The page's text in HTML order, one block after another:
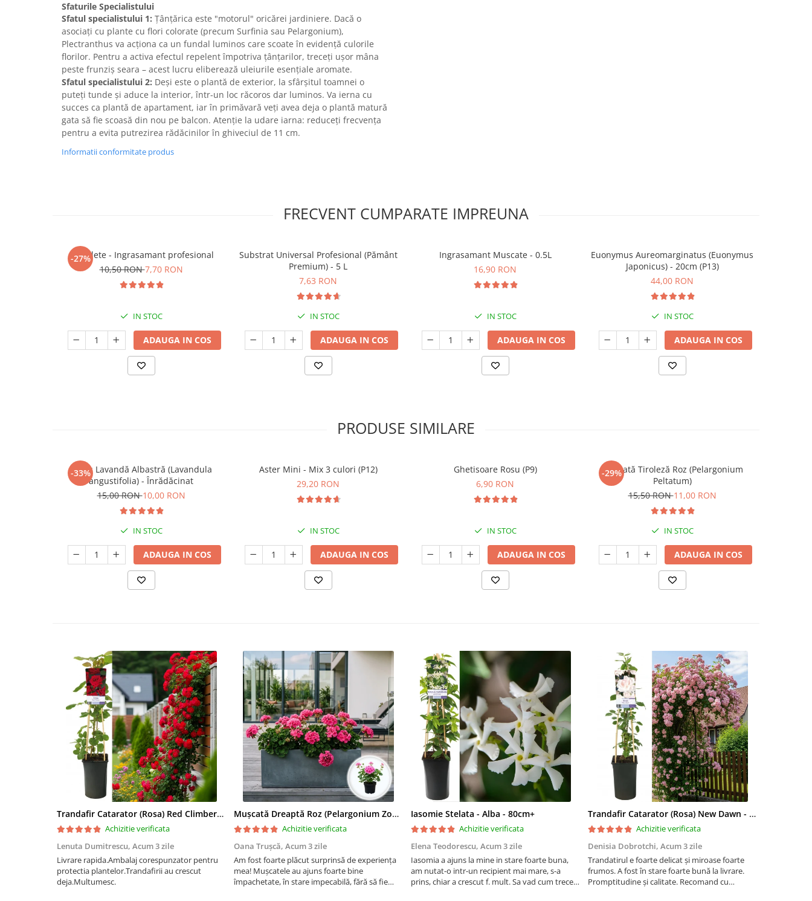
Sfaturile Specialistului
Sfatul specialistului 1: Țânțărica este "motorul" oricărei jardiniere. Dacă o
asociați cu plante cu flori colorate (precum Surfinia sau Pelargonium),
Plectranthus va acționa ca un fundal luminos care scoate în evidență culorile
florilor. Pentru a activa efectul repelent împotriva țânțarilor, treceți ușor mâna
peste frunziș seara – acest lucru eliberează uleiurile esențiale aromate.
Sfatul specialistului 2: Deși este o plantă de exterior, la sfârșitul toamnei o
puteți tunde și aduce la interior, într-un loc răcoros dar luminos. Va ierna cu
succes ca plantă de apartament, iar în primăvară veți avea deja o plantă matură
gata să fie scoasă din nou pe balcon. Atenție la udare iarna: reduceți frecvența
pentru a evita putrezirea rădăcinilor în ghiveciul de 11 cm.
Informatii conformitate produs
FRECVENT CUMPARATE IMPREUNA
-27%
5 Tablete - Ingrasamant profesional
10,50 RON7,70 RON
IN STOC
ADAUGA IN COS
Substrat Universal Profesional (Pământ
Premium) - 5 L
7,63 RON
IN STOC
ADAUGA IN COS
Ingrasamant Muscate - 0.5L
16,90 RON
IN STOC
ADAUGA IN COS
Euonymus Aureomarginatus (Euonymus
Japonicus) - 20cm (P13)
44,00 RON
IN STOC
ADAUGA IN COS
PRODUSE SIMILARE
-33%
Butaș Lavandă Albastră (Lavandula
angustifolia) - Înrădăcinat
15,00 RON10,00 RON
IN STOC
ADAUGA IN COS
Aster Mini - Mix 3 culori (P12)
29,20 RON
IN STOC
ADAUGA IN COS
Ghetisoare Rosu (P9)
6,90 RON
IN STOC
ADAUGA IN COS
-29%
Mușcată Tiroleză Roz (Pelargonium
Peltatum)
15,50 RON11,00 RON
IN STOC
ADAUGA IN COS
Trandafir Catarator (Rosa) Red Climber - 75cm
Achizitie verificata
Lenuta Dumitrescu, Acum 3 zile
Livrare rapida.Ambalaj corespunzator pentru
protectia plantelor.Trandafirii au crescut
deja.Multumesc.
Mușcată Dreaptă Roz (Pelargonium Zonale)
Achizitie verificata
Oana Trușcă, Acum 3 zile
Am fost foarte plăcut surprinsă de experiența
mea! Mușcatele au ajuns foarte bine
împachetate, în stare impecabilă, fără să fie
Iasomie Stelata - Alba - 80cm+
Achizitie verificata
Elena Teodorescu, Acum 3 zile
Iasomia a ajuns la mine in stare foarte buna,
am nutat-o intr-un recipient mai mare, s-a
prins, chiar a crescut f. mult. Sa vad cum trece
Trandafir Catarator (Rosa) New Dawn - 75cm
Achizitie verificata
Denisia Dobrotchi, Acum 3 zile
Trandatirul e foarte delicat și miroase foarte
frumos. A fost în stare foarte bună la livrare.
Promptitudine și calitate. Recomand cu